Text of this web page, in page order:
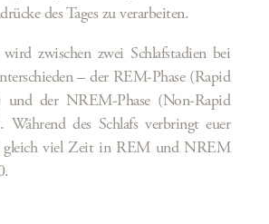
des Tages zu verarbeiten.
zwischen zwei Schlafstadien bei
– der REM-Phase (Rapid
und der NREM-Phase (Non-Rapid
Während des Schlafs verbringt euer
gleich viel Zeit in REM und NREM